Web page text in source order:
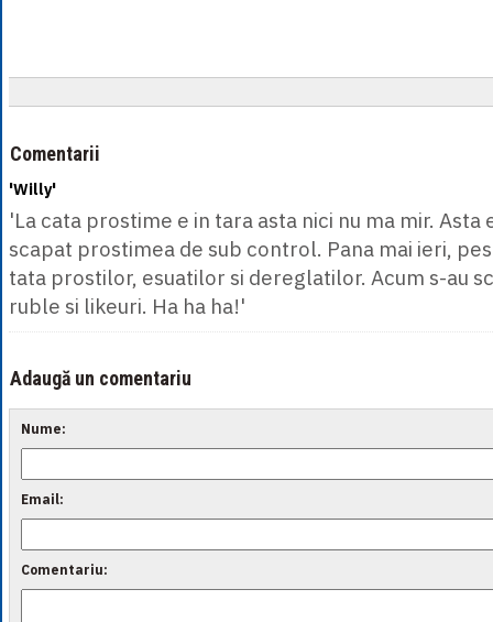
Comentarii
'Willy'
'La cata prostime e in tara asta nici nu ma mir. Asta
scapat prostimea de sub control. Pana mai ieri,
tata prostilor, esuatilor si dereglatilor. Acum s-au
ruble si likeuri. Ha ha ha!'
Adaugă un comentariu
Nume:
Email:
Comentariu: